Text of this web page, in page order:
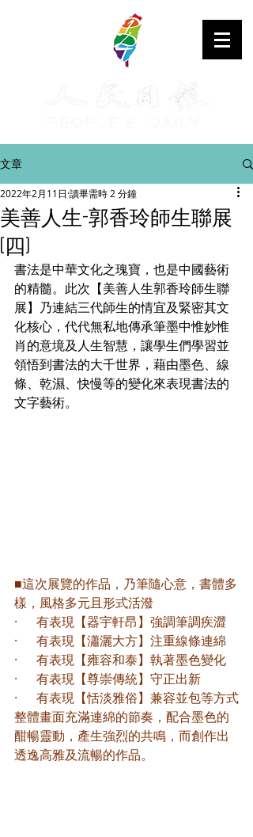
文章
美善人生-郭香玲師生聯展
(四)
2022年2月11日 讀畢需時 2 分鐘
書法是中華文化之瑰寶，也是中國藝術
的精髓。此次【美善人生郭香玲師生聯
展】乃連結三代師生的情宜及緊密其文
化核心，代代無私地傳承筆墨中惟妙惟
肖的意境及人生智慧，讓學生們學習並
領悟到書法的大千世界，藉由墨色、線
條、乾濕、快慢等的變化來表現書法的
文字藝術。
■這次展覽的作品，乃筆隨心意，書體多
樣，風格多元且形式活潑
·      有表現【器宇軒昂】強調筆調疾澀
·      有表現【瀟灑大方】注重線條連綿
·      有表現【雍容和泰】執著墨色變化
·      有表現【尊崇傳統】守正出新
·      有表現【恬淡雅俗】兼容並包等方式
整體畫面充滿連綿的節奏，配合墨色的
酣暢靈動，產生強烈的共鳴，而創作出
透逸高雅及流暢的作品。